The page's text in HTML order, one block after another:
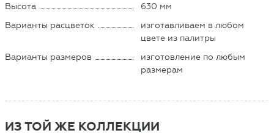
Высота
630 мм
Варианты расцветок
изготавливаем в любом
цвете из палитры
Варианты размеров
изготовление по любым
размерам
ИЗ ТОЙ ЖЕ КОЛЛЕКЦИИ